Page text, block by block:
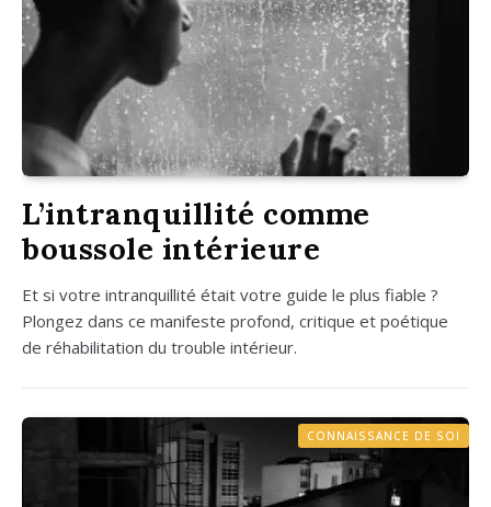
L’intranquillité comme
boussole intérieure
Et si votre intran­quilli­té était votre guide le plus fiable ?
Plon­gez dans ce mani­feste pro­fond, cri­tique et poé­tique
de réha­bi­li­ta­tion du trouble inté­rieur.
CONNAISSANCE DE SOI